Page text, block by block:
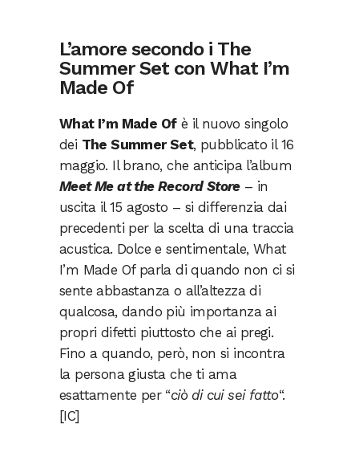
L’amore secondo i The
Summer Set con What I’m
Made Of
What I’m Made Ofè il nuovo singolo
dei The Summer Set, pubblicato il 16
maggio. Il brano, che anticipa l’album
Meet Me at the Record Store– in
uscita il 15 agosto – si differenzia dai
precedenti per la scelta di una traccia
acustica. Dolce e sentimentale, What
I’m Made Of parla di quando non ci si
sente abbastanza o all’altezza di
qualcosa, dando più importanza ai
propri difetti piuttosto che ai pregi.
Fino a quando, però, non si incontra
la persona giusta che ti ama
esattamente per “ciò di cui sei fatto“.
[IC]